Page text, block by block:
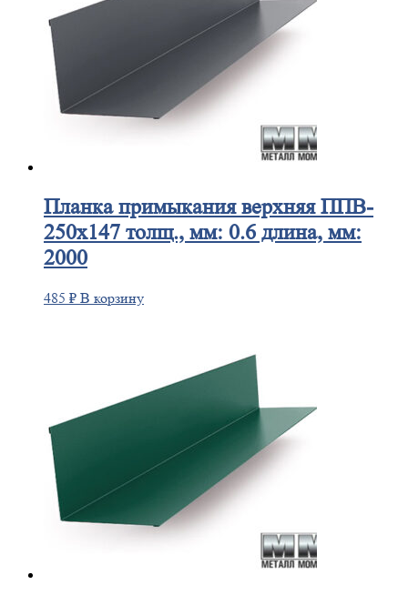
Планкапримыкания верхняя ППВ-
250х147 толщ., мм: 0.6 длина, мм:
2000
485 ₽ В корзину